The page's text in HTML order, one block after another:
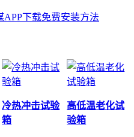
APP下载免费安装方法
冷热冲击试验
箱
高低温老化试
验箱